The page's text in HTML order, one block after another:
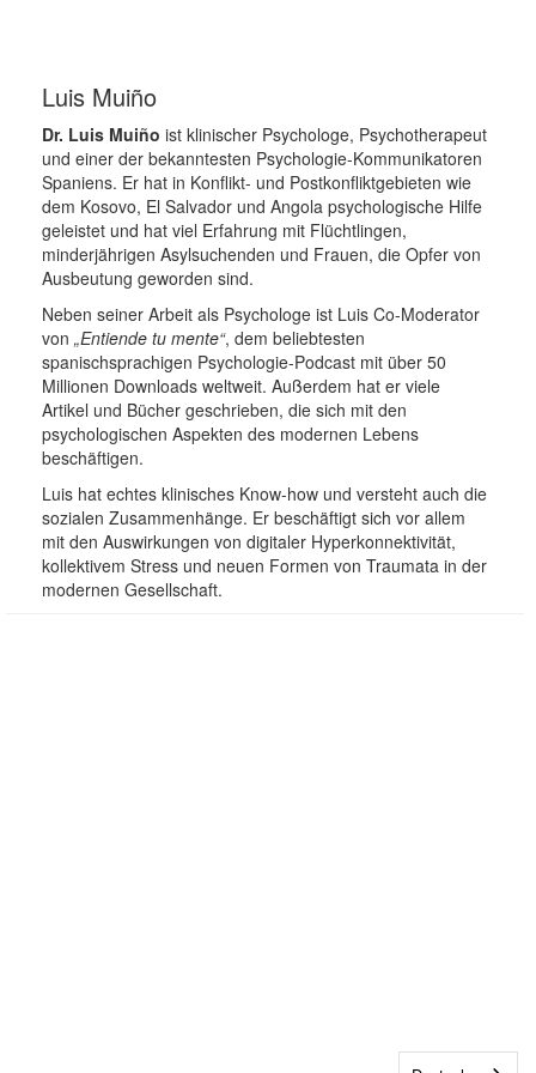
Luis Muiño
Dr. Luis Muiño ist klinischer Psychologe, Psychotherapeut
und einer der bekanntesten Psychologie-Kommunikatoren
Spaniens. Er hat in Konflikt- und Postkonfliktgebieten wie
dem Kosovo, El Salvador und Angola psychologische Hilfe
geleistet und hat viel Erfahrung mit Flüchtlingen,
minderjährigen Asylsuchenden und Frauen, die Opfer von
Ausbeutung geworden sind.
Neben seiner Arbeit als Psychologe ist Luis Co-Moderator
von „Entiende tu mente“, dem beliebtesten
spanischsprachigen Psychologie-Podcast mit über 50
Millionen Downloads weltweit. Außerdem hat er viele
Artikel und Bücher geschrieben, die sich mit den
psychologischen Aspekten des modernen Lebens
beschäftigen.
Luis hat echtes klinisches Know-how und versteht auch die
sozialen Zusammenhänge. Er beschäftigt sich vor allem
mit den Auswirkungen von digitaler Hyperkonnektivität,
kollektivem Stress und neuen Formen von Traumata in der
modernen Gesellschaft.